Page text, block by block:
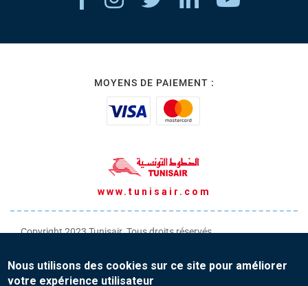
MOYENS DE PAIEMENT :
www.tunisair.com
Copyright 2023 Tunisair. Tous droits réservés
Conditions générales de Vente
Nous utilisons des cookies sur ce site pour améliorer
votre expérience utilisateur